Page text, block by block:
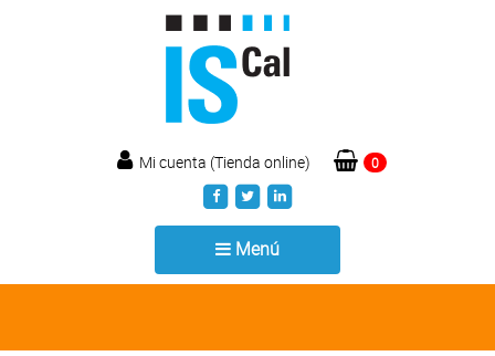
Mi cuenta (Tienda online) 0
Menú
navigation